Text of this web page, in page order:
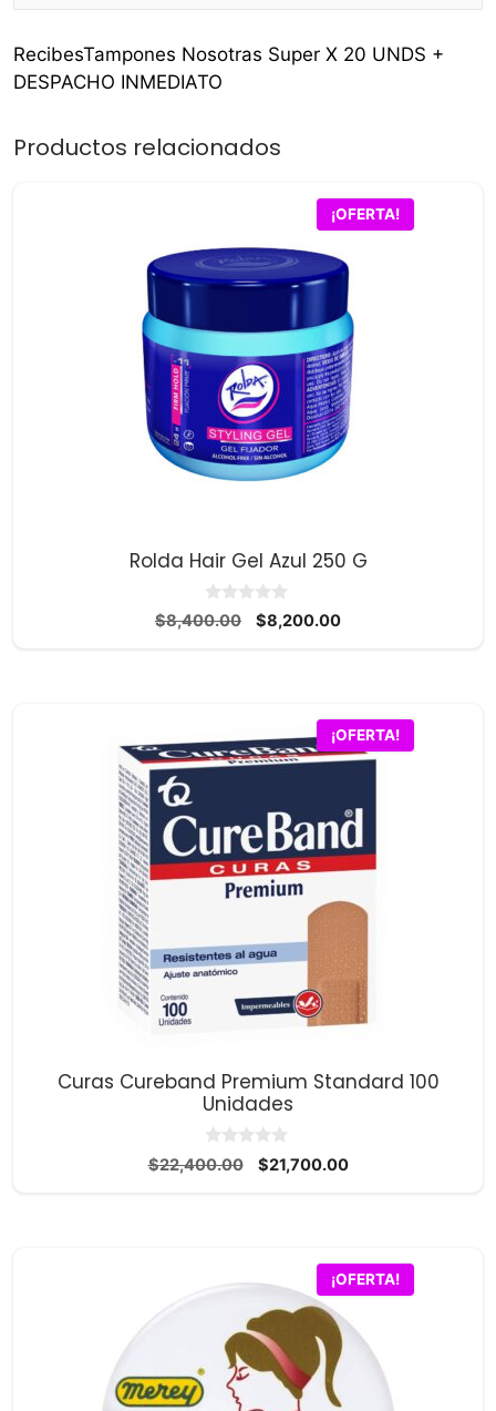
RecibesTampones Nosotras Super X 20 UNDS +
DESPACHO INMEDIATO
Productos relacionados
¡OFERTA!
Rolda Hair Gel Azul 250 G
0
d
$8,400.00
El
$8,200.00El
¡OFERTA!
Curas Cureband Premium Standard 100
Unidades
0
d
$22,400.00
El
$21,700.00El
¡OFERTA!